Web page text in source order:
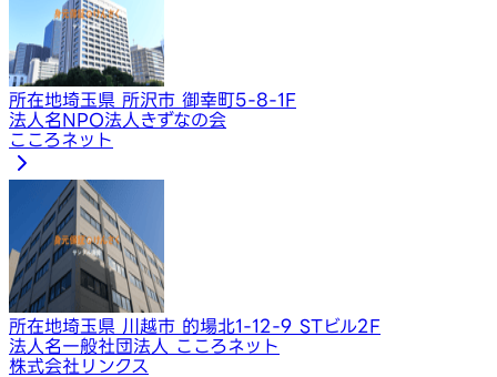
所在地埼玉県 所沢市 御幸町5-8-1F
法人名NPO法人きずなの会
こころネット
所在地埼玉県 川越市 的場北1-12-9 STビル2F
法人名一般社団法人 こころネット
株式会社リンクス